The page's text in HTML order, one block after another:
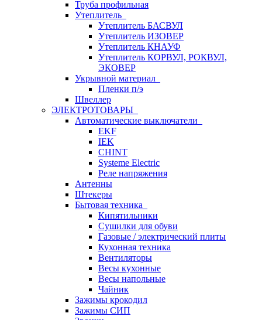
Труба профильная
Утеплитель
Утеплитель БАСВУЛ
Утеплитель ИЗОВЕР
Утеплитель КНАУФ
Утеплитель КОРВУЛ, РОКВУЛ,
ЭКОВЕР
Укрывной материал
Пленки п/э
Швеллер
ЭЛЕКТРОТОВАРЫ
Автоматические выключатели
EKF
IEK
CHINT
Systeme Electric
Реле напряжения
Антенны
Штекеры
Бытовая техника
Кипятильники
Сушилки для обуви
Газовые / электрический плиты
Кухонная техника
Вентиляторы
Весы кухонные
Весы напольные
Чайник
Зажимы крокодил
Зажимы СИП